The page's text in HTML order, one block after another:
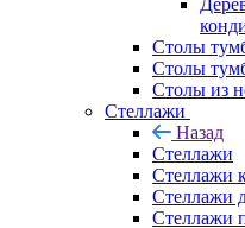
Столы
Столы
Столы из
Стеллажи
Назад
Стеллажи
Стеллажи
Стеллажи
Стеллажи